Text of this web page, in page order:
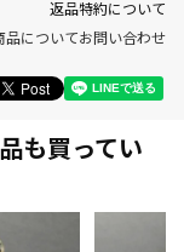
返品特約について
品についてお問い合わせ
も買ってい